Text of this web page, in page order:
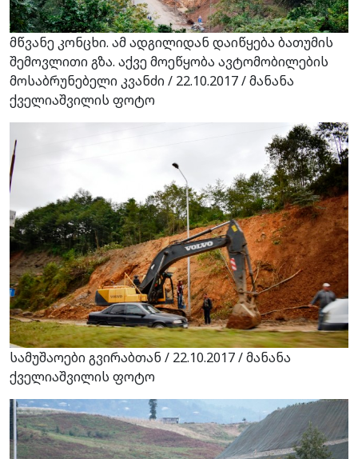
მწვანე კონცხი. ამ ადგილიდან დაიწყება ბათუმის
შემოვლითი გზა. აქვე მოეწყობა ავტომობილების
მოსაბრუნებელი კვანძი / 22.10.2017 / მანანა
ქველიაშვილის ფოტო
სამუშაოები გვირაბთან / 22.10.2017 / მანანა
ქველიაშვილის ფოტო